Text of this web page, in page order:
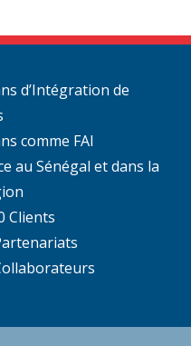
d’Intégration de
comme FAI
au Sénégal et dans la
Clients